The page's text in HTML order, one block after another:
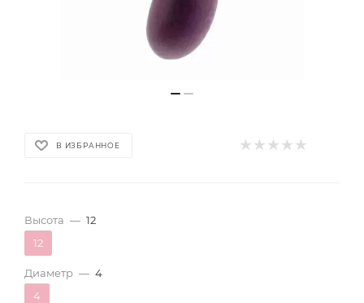
В ИЗБРАННОЕ
Высота — 12
12
Диаметр — 4
4